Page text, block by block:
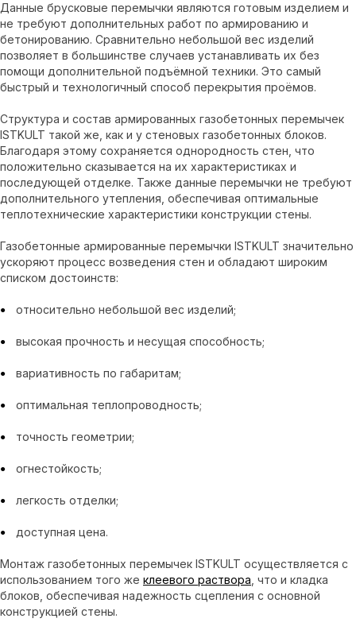
Данные брусковые перемычки являются готовым изделием и
не требуют дополнительных работ по армированию и
бетонированию. Сравнительно небольшой вес изделий
позволяет в большинстве случаев устанавливать их без
помощи дополнительной подъёмной техники. Это самый
быстрый и технологичный способ перекрытия проёмов.
Структура и состав армированных газобетонных перемычек
ISTKULT такой же, как и у стеновых газобетонных блоков.
Благодаря этому сохраняется однородность стен, что
положительно сказывается на их характеристиках и
последующей отделке. Также данные перемычки не требуют
дополнительного утепления, обеспечивая оптимальные
теплотехнические характеристики конструкции стены.
Газобетонные армированные перемычки ISTKULT значительно
ускоряют процесс возведения стен и обладают широким
списком достоинств:
относительно небольшой вес изделий;
высокая прочность и несущая способность;
вариативность по габаритам;
оптимальная теплопроводность;
точность геометрии;
огнестойкость;
легкость отделки;
доступная цена.
Монтаж газобетонных перемычек ISTKULT осуществляется с
использованием того же клеевого раствора , что и кладка
блоков, обеспечивая надежность сцепления с основной
конструкцией стены.